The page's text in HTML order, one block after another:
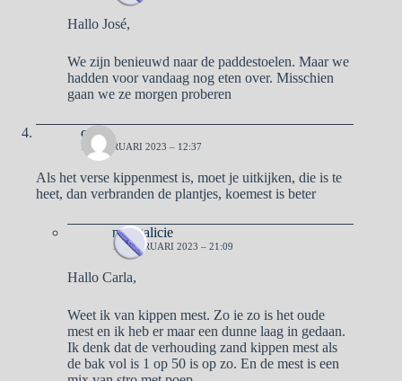
Hallo José,
We zijn benieuwd naar de paddestoelen. Maar we
hadden voor vandaag nog eten over. Misschien
gaan we ze morgen proberen
cd
13 FEBRUARI 2023 – 12:37
Als het verse kippenmest is, moet je uitkijken, die is te
heet, dan verbranden de plantjes, koemest is beter
naargalicie
13 FEBRUARI 2023 – 21:09
Hallo Carla,
Weet ik van kippen mest. Zo ie zo is het oude
mest en ik heb er maar een dunne laag in gedaan.
Ik denk dat de verhouding zand kippen mest als
de bak vol is 1 op 50 is op zo. En de mest is een